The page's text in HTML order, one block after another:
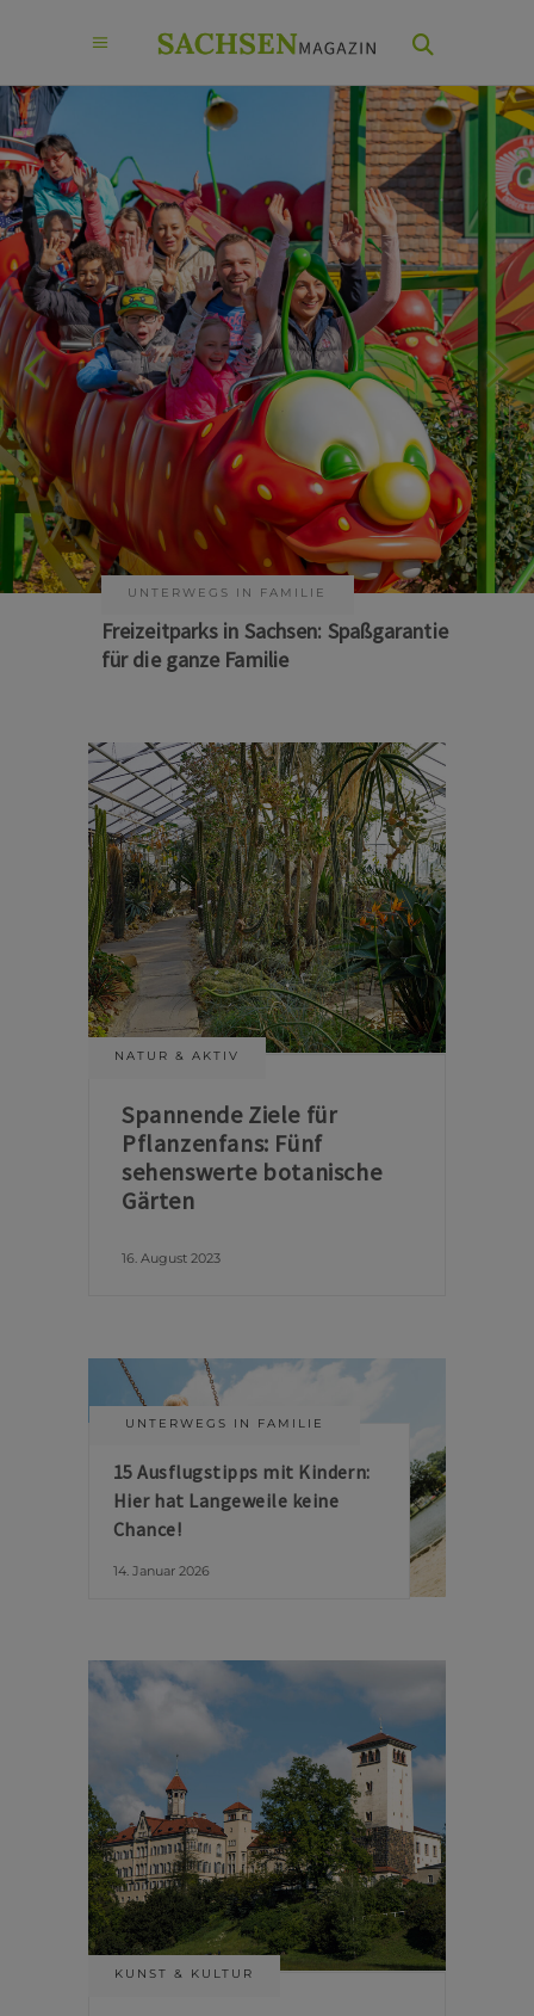
KUNST & KULTUR
Sommer auf Sachsens Theaterbühnen
NATUR & AKTIV
Spannende Ziele für
Pflanzenfans: Fünf
sehenswerte botanische
Gärten
16. August 2023
UNTERWEGS IN FAMILIE
15 Ausflugstipps mit Kindern:
Hier hat Langeweile keine
Chance!
14. Januar 2026
KUNST & KULTUR